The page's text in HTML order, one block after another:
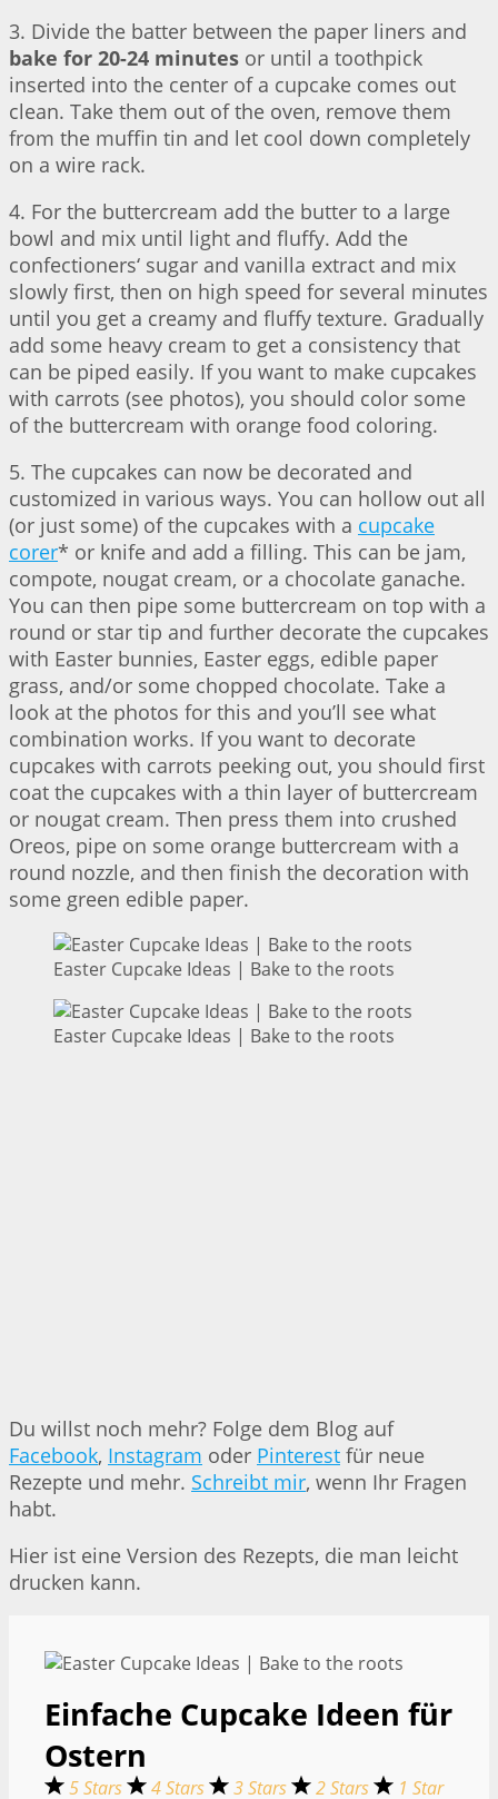
3. Divide the batter between the paper liners and
bake for 20-24 minutes or until a toothpick
inserted into the center of a cupcake comes out
clean. Take them out of the oven, remove them
from the muffin tin and let cool down completely
on a wire rack.
4. For the buttercream add the butter to a large
bowl and mix until light and fluffy. Add the
confectioners‘ sugar and vanilla extract and mix
slowly first, then on high speed for several minutes
until you get a creamy and fluffy texture. Gradually
add some heavy cream to get a consistency that
can be piped easily. If you want to make cupcakes
with carrots (see photos), you should color some
of the buttercream with orange food coloring.
5. The cupcakes can now be decorated and
customized in various ways. You can hollow out all
(or just some) of the cupcakes with a cupcake
corer* or knife and add a filling. This can be jam,
compote, nougat cream, or a chocolate ganache.
You can then pipe some buttercream on top with a
round or star tip and further decorate the cupcakes
with Easter bunnies, Easter eggs, edible paper
grass, and/or some chopped chocolate. Take a
look at the photos for this and you’ll see what
combination works. If you want to decorate
cupcakes with carrots peeking out, you should first
coat the cupcakes with a thin layer of buttercream
or nougat cream. Then press them into crushed
Oreos, pipe on some orange buttercream with a
round nozzle, and then finish the decoration with
some green edible paper.
Easter Cupcake Ideas | Bake to the roots
Easter Cupcake Ideas | Bake to the roots
Du willst noch mehr? Folge dem Blog auf
Facebook, Instagram oder Pinterest für neue
Rezepte und mehr. Schreibt mir, wenn Ihr Fragen
habt.
Hier ist eine Version des Rezepts, die man leicht
drucken kann.
Einfache Cupcake Ideen für
Ostern
5 Stars 4 Stars 3 Stars 2 Stars 1 Star